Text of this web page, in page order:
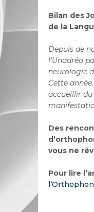
Bilan des
de la
Depuis de
l’Unadréo
neurologie
Cette
accueillir du
Des
vous ne
Pour lire